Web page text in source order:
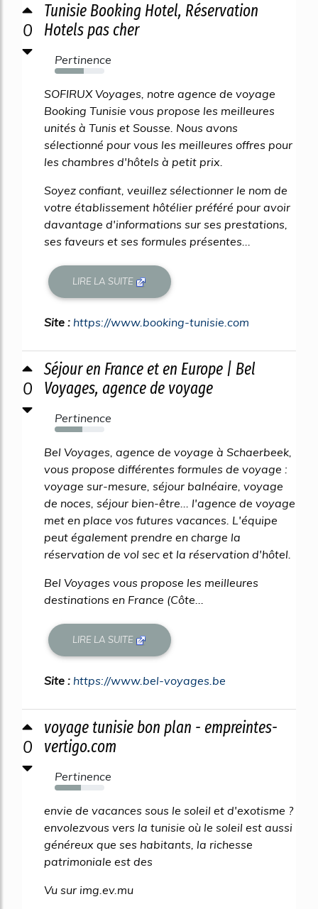
0
Tunisie Booking Hotel, Réservation
Hotels pas cher
Pertinence
58%
SOFIRUX Voyages, notre agence de voyage
Booking Tunisie vous propose les meilleures
unités à Tunis et Sousse. Nous avons
sélectionné pour vous les meilleures offres pour
les chambres d'hôtels à petit prix.
Soyez confiant, veuillez sélectionner le nom de
votre établissement hôtélier préféré pour avoir
davantage d'informations sur ses prestations,
ses faveurs et ses formules présentes...
LIRE LA SUITE
Site : https://www.booking-tunisie.com
0
Séjour en France et en Europe | Bel
Voyages, agence de voyage
Pertinence
55%
Bel Voyages, agence de voyage à Schaerbeek,
vous propose différentes formules de voyage :
voyage sur-mesure, séjour balnéaire, voyage
de noces, séjour bien-être... l'agence de voyage
met en place vos futures vacances. L'équipe
peut également prendre en charge la
réservation de vol sec et la réservation d'hôtel.
Bel Voyages vous propose les meilleures
destinations en France (Côte...
LIRE LA SUITE
Site : https://www.bel-voyages.be
0
voyage tunisie bon plan - empreintes-
vertigo.com
Pertinence
53%
envie de vacances sous le soleil et d'exotisme ?
envolezvous vers la tunisie où le soleil est aussi
généreux que ses habitants, la richesse
patrimoniale est des
Vu sur img.ev.mu